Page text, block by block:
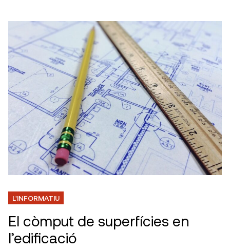
L'INFORMATIU
El còmput de superfícies en
l’edificació